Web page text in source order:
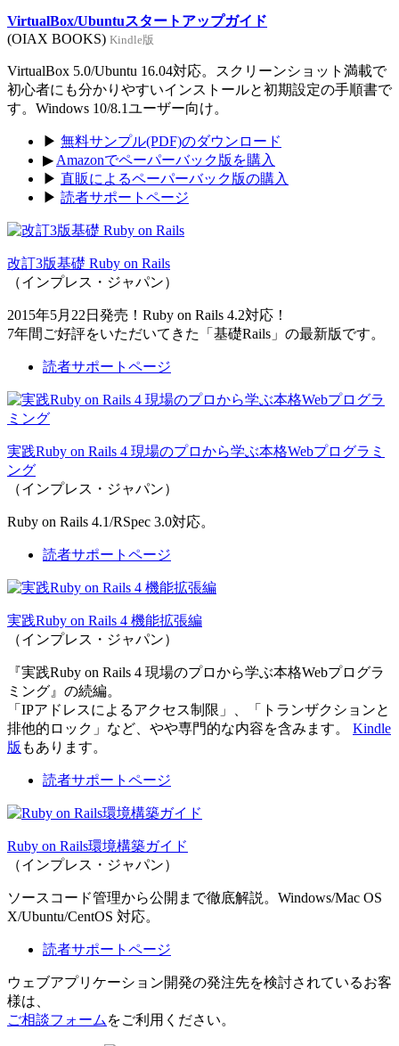
VirtualBox/Ubuntuスタートアップガイド
(OIAX BOOKS) Kindle版
VirtualBox 5.0/Ubuntu 16.04対応。スクリーンショット満載で
初心者にも分かりやすいインストールと初期設定の手順書で
す。Windows 10/8.1ユーザー向け。
▶ 無料サンプル(PDF)のダウンロード
▶ Amazonでペーパーバック版を購入
▶ 直販によるペーパーバック版の購入
▶ 読者サポートページ
改訂3版基礎 Ruby on Rails
（インプレス・ジャパン）
2015年5月22日発売！Ruby on Rails 4.2対応！
7年間ご好評をいただいてきた「基礎Rails」の最新版です。
読者サポートページ
実践Ruby on Rails 4 現場のプロから学ぶ本格Webプログラミ
ング
（インプレス・ジャパン）
Ruby on Rails 4.1/RSpec 3.0対応。
読者サポートページ
実践Ruby on Rails 4 機能拡張編
（インプレス・ジャパン）
『実践Ruby on Rails 4 現場のプロから学ぶ本格Webプログラ
ミング』の続編。
「IPアドレスによるアクセス制限」、「トランザクションと
排他的ロック」など、やや専門的な内容を含みます。 Kindle
版 もあります。
読者サポートページ
Ruby on Rails環境構築ガイド
（インプレス・ジャパン）
ソースコード管理から公開まで徹底解説。Windows/Mac OS
X/Ubuntu/CentOS 対応。
読者サポートページ
ウェブアプリケーション開発の発注先を検討されているお客
様は、
ご相談フォーム をご利用ください。